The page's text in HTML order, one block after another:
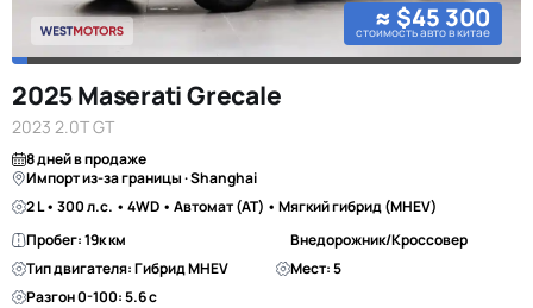
≈ $45 300
стоимость авто в китае
2025 Maserati Grecale
2023 2.0T GT
8 дней в продаже
Импорт из-за границы · Shanghai
2 L • 300 л.с. • 4WD • Автомат (AT) • Мягкий гибрид (MHEV)
Пробег: 19к км
Внедорожник/Кроссовер
Тип двигателя: Гибрид MHEV
Мест: 5
Разгон 0-100: 5.6 с